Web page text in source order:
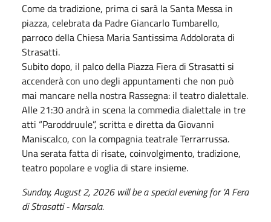
Come da tradizione, prima ci sarà la Santa Messa in
piazza, celebrata da Padre Giancarlo Tumbarello,
parroco della Chiesa Maria Santissima Addolorata di
Strasatti.
Subito dopo, il palco della Piazza Fiera di Strasatti si
accenderà con uno degli appuntamenti che non può
mai mancare nella nostra Rassegna: il teatro dialettale.
Alle 21:30 andrà in scena la commedia dialettale in tre
atti “Paroddruule”, scritta e diretta da Giovanni
Maniscalco, con la compagnia teatrale Terrarrussa.
Una serata fatta di risate, coinvolgimento, tradizione,
teatro popolare e voglia di stare insieme.
Sunday, August 2, 2026 will be a special evening for ’A Fera
di Strasatti - Marsala.